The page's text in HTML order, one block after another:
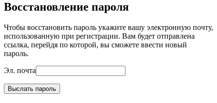
Восстановление пароля
Чтобы восстановить пароль укажите вашу электронную почту,
использованную при регистрации. Вам будет отправлена
ссылка, перейдя по которой, вы сможете ввести новый
пароль.
Эл. почта
Выслать пароль